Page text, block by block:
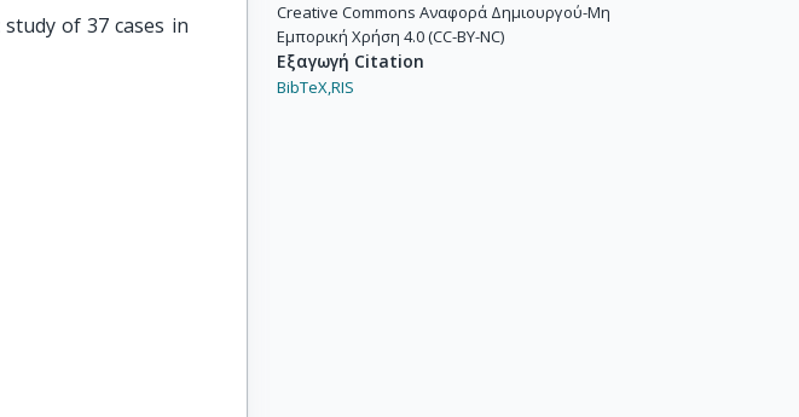
of 37 cases in
Creative Commons Αναφορά Δημιουργού-Μη
Εμπορική Χρήση 4.0 (CC-BY-NC)
Εξαγωγή Citation
BibTeX,RIS